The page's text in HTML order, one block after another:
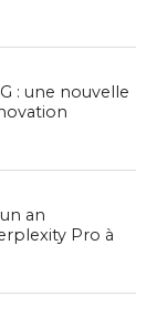
: une nouvelle
an
Pro à